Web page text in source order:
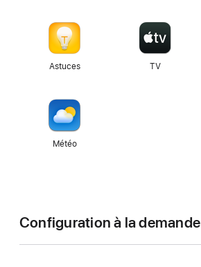
Astuces TV
Météo
Configuration à la demande